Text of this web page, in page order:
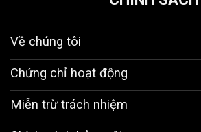
Về chúng tôi
Chứng chỉ hoạt động
Miễn trừ trách nhiệm